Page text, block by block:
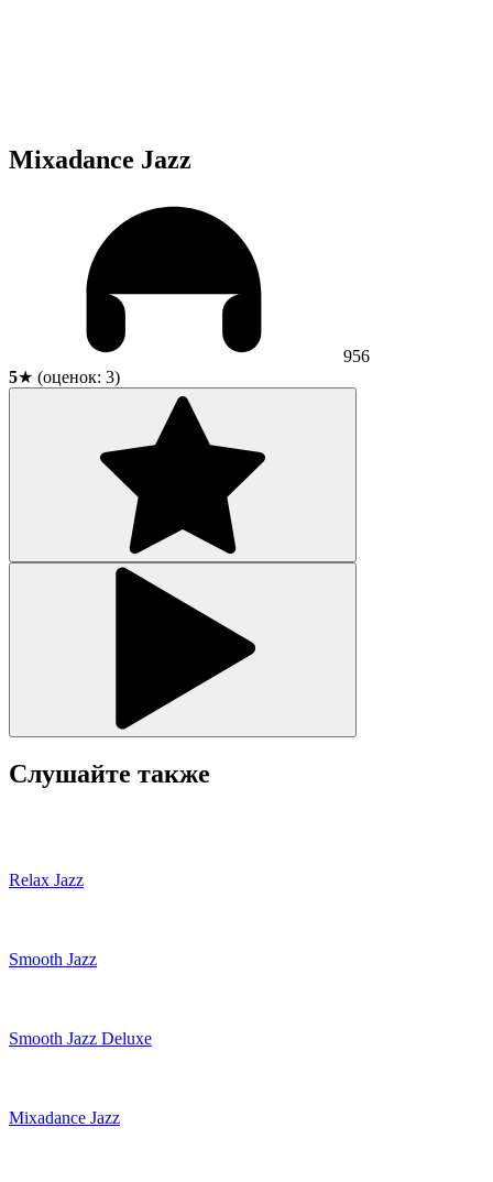
Mixadance Jazz
956
5★ (оценок: 3)
Слушайте также
Relax Jazz
Smooth Jazz
Smooth Jazz Deluxe
Mixadance Jazz